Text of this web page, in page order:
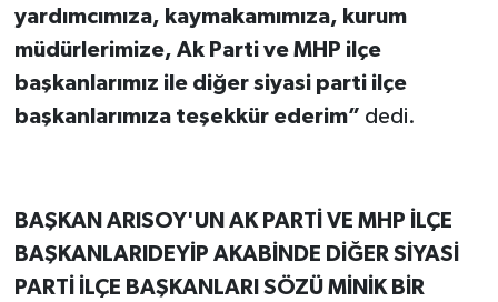
yardımcımıza, kaymakamımıza, kurum
müdürlerimize, Ak Parti ve MHP ilçe
başkanlarımız ile diğer siyasi parti ilçe
başkanlarımıza teşekkür ederim” dedi.
BAŞKAN ARISOY'UN AK PARTİ VE MHP İLÇE
BAŞKANLARIDEYİP AKABİNDE DİĞER SİYASİ
PARTİ İLÇE BAŞKANLARI SÖZÜ MİNİK BİR